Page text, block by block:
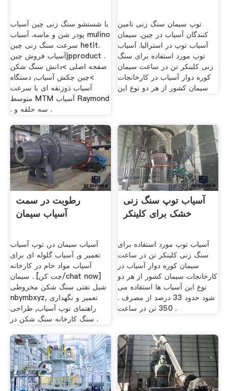
با شستشو سنگ زنی چین آسیاب
پودر شن و ماسه. آسیاب mulino
سرعت سنگ زنی چین hetit.
آسیاب فروش چینjpproduct .
صفحه اصلی >دانش سنگ شکن
>چین چکش آسیاب, دستگاه
آسیاب ذوزنقه ای با سرعت
متوسط MTM آسیاب Raymond
. سه حلقه و .
توپ سیمان سنگ زنی تامین
کنندگان آسیاب در چین. سیمان
آسیاب توپ در استرالیا. آسیاب
توپ مورد استفاده برای سنگ
زنی کلینکر تن در ساعت سیمان
کوره دوار آسیاب در کارخانجات
سیمان کشور از هر دو نوع این
رطوبت در سمت
آسیاب سیمان
آسیاب سیمان در, توپ آسیاب
تعمیر و, آسیاب گلوله ای برای
آسیاب مواد خام در کارخانه
سیمان . [چت کن/chat now]
شیل نفتی سنگ شکن مخروطی
nbymbxyz, تعمیر و نگهداری
راهنمای توپ آسیاب, طراحی
سنگ کارخانه سنگ شکن در .
آسیاب توپ سنگ زنی
خشک برای کلینکر
آسیاب توپ مورد استفاده برای
سنگ زنی کلینکر تن در ساعت
سیمان کوره دوار آسیاب در
کارخانجات سیمان کشور از هر دو
نوع این آسیاب ها استفاده می
شود حدود 33 درصد از مصرف .
350 تن در ساعت .